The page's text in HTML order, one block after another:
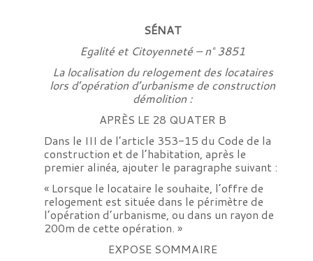
SÉNAT
Egalité et Citoyenneté – n° 3851
La localisation du relogement des locataires
lors d’opération d’urbanisme de construction
démolition :
APRÈS LE 28 QUATER B
Dans le III de l’article 353-15 du Code de la
construction et de l’habitation, après le
premier alinéa, ajouter le paragraphe suivant :
« Lorsque le locataire le souhaite, l’offre de
relogement est située dans le périmètre de
l’opération d’urbanisme, ou dans un rayon de
200m de cette opération. »
EXPOSE SOMMAIRE